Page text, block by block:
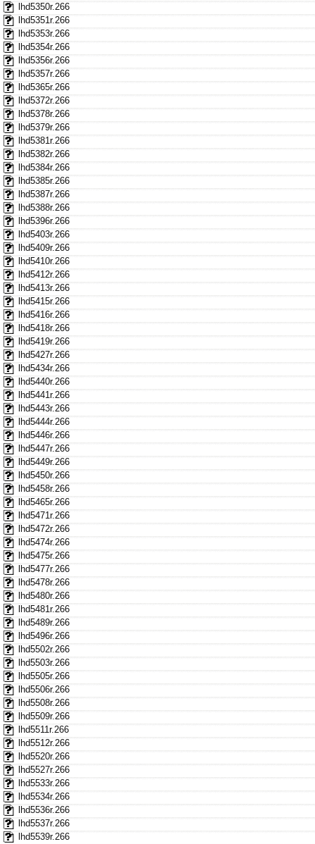
lhd5350r.266
lhd5351r.266
lhd5353r.266
lhd5354r.266
lhd5356r.266
lhd5357r.266
lhd5365r.266
lhd5372r.266
lhd5378r.266
lhd5379r.266
lhd5381r.266
lhd5382r.266
lhd5384r.266
lhd5385r.266
lhd5387r.266
lhd5388r.266
lhd5396r.266
lhd5403r.266
lhd5409r.266
lhd5410r.266
lhd5412r.266
lhd5413r.266
lhd5415r.266
lhd5416r.266
lhd5418r.266
lhd5419r.266
lhd5427r.266
lhd5434r.266
lhd5440r.266
lhd5441r.266
lhd5443r.266
lhd5444r.266
lhd5446r.266
lhd5447r.266
lhd5449r.266
lhd5450r.266
lhd5458r.266
lhd5465r.266
lhd5471r.266
lhd5472r.266
lhd5474r.266
lhd5475r.266
lhd5477r.266
lhd5478r.266
lhd5480r.266
lhd5481r.266
lhd5489r.266
lhd5496r.266
lhd5502r.266
lhd5503r.266
lhd5505r.266
lhd5506r.266
lhd5508r.266
lhd5509r.266
lhd5511r.266
lhd5512r.266
lhd5520r.266
lhd5527r.266
lhd5533r.266
lhd5534r.266
lhd5536r.266
lhd5537r.266
lhd5539r.266